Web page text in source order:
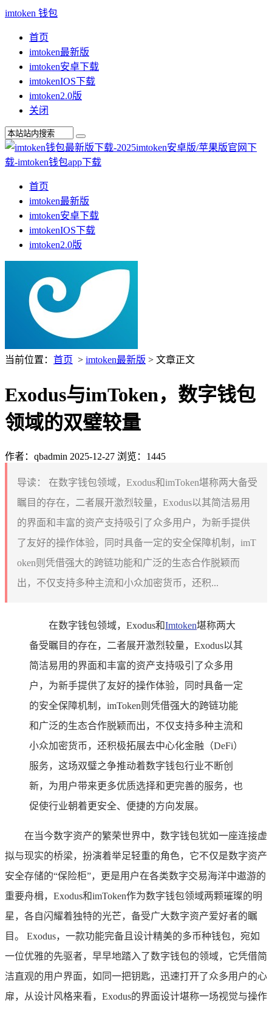
imtoken 钱包
首页
imtoken最新版
imtoken安卓下载
imtokenIOS下载
imtoken2.0版
关闭
首页
imtoken最新版
imtoken安卓下载
imtokenIOS下载
imtoken2.0版
当前位置： 首页 > imtoken最新版 > 文章正文
Exodus与imToken，数字钱包
领域的双璧较量
作者：qbadmin 2025-12-27 浏览：1445
导读：
在数字钱包领域，Exodus和imToken堪称两大备受
瞩目的存在，二者展开激烈较量，Exodus以其简洁易用
的界面和丰富的资产支持吸引了众多用户，为新手提供
了友好的操作体验，同时具备一定的安全保障机制，imT
oken则凭借强大的跨链功能和广泛的生态合作脱颖而
出，不仅支持多种主流和小众加密货币，还积...
在数字钱包领域，Exodus和Imtoken堪称两大
备受瞩目的存在，二者展开激烈较量，Exodus以其
简洁易用的界面和丰富的资产支持吸引了众多用
户，为新手提供了友好的操作体验，同时具备一定
的安全保障机制，imToken则凭借强大的跨链功能
和广泛的生态合作脱颖而出，不仅支持多种主流和
小众加密货币，还积极拓展去中心化金融（DeFi）
服务，这场双璧之争推动着数字钱包行业不断创
新，为用户带来更多优质选择和更完善的服务，也
促使行业朝着更安全、便捷的方向发展。
在当今数字资产的繁荣世界中，数字钱包犹如一座连接虚
拟与现实的桥梁，扮演着举足轻重的角色，它不仅是数字资产
安全存储的“保险柜”，更是用户在各类数字交易海洋中遨游的
重要舟楫，Exodus和imToken作为数字钱包领域两颗璀璨的明
星，各自闪耀着独特的光芒，备受广大数字资产爱好者的瞩
目。 Exodus，一款功能完备且设计精美的多币种钱包，宛如
一位优雅的先驱者，早早地踏入了数字钱包的领域，它凭借简
洁直观的用户界面，如同一把钥匙，迅速打开了众多用户的心
扉，从设计风格来看，Exodus的界面设计堪称一场视觉与操作